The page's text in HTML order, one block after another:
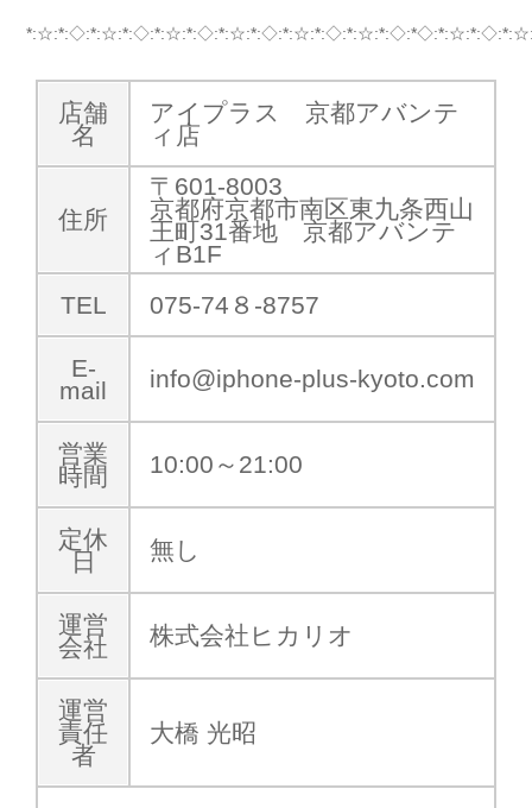
店舗
名
アイプラス 京都アバンテ
ィ店
住所
〒601-8003
京都府京都市南区東九条西山
王町31番地 京都アバンテ
ィB1F
TEL
075-74８-8757
E-
mail
info@iphone-plus-kyoto.com
営業
時間
10:00～21:00
定休
日
無し
運営
会社
株式会社ヒカリオ
運営
責任
者
大橋 光昭